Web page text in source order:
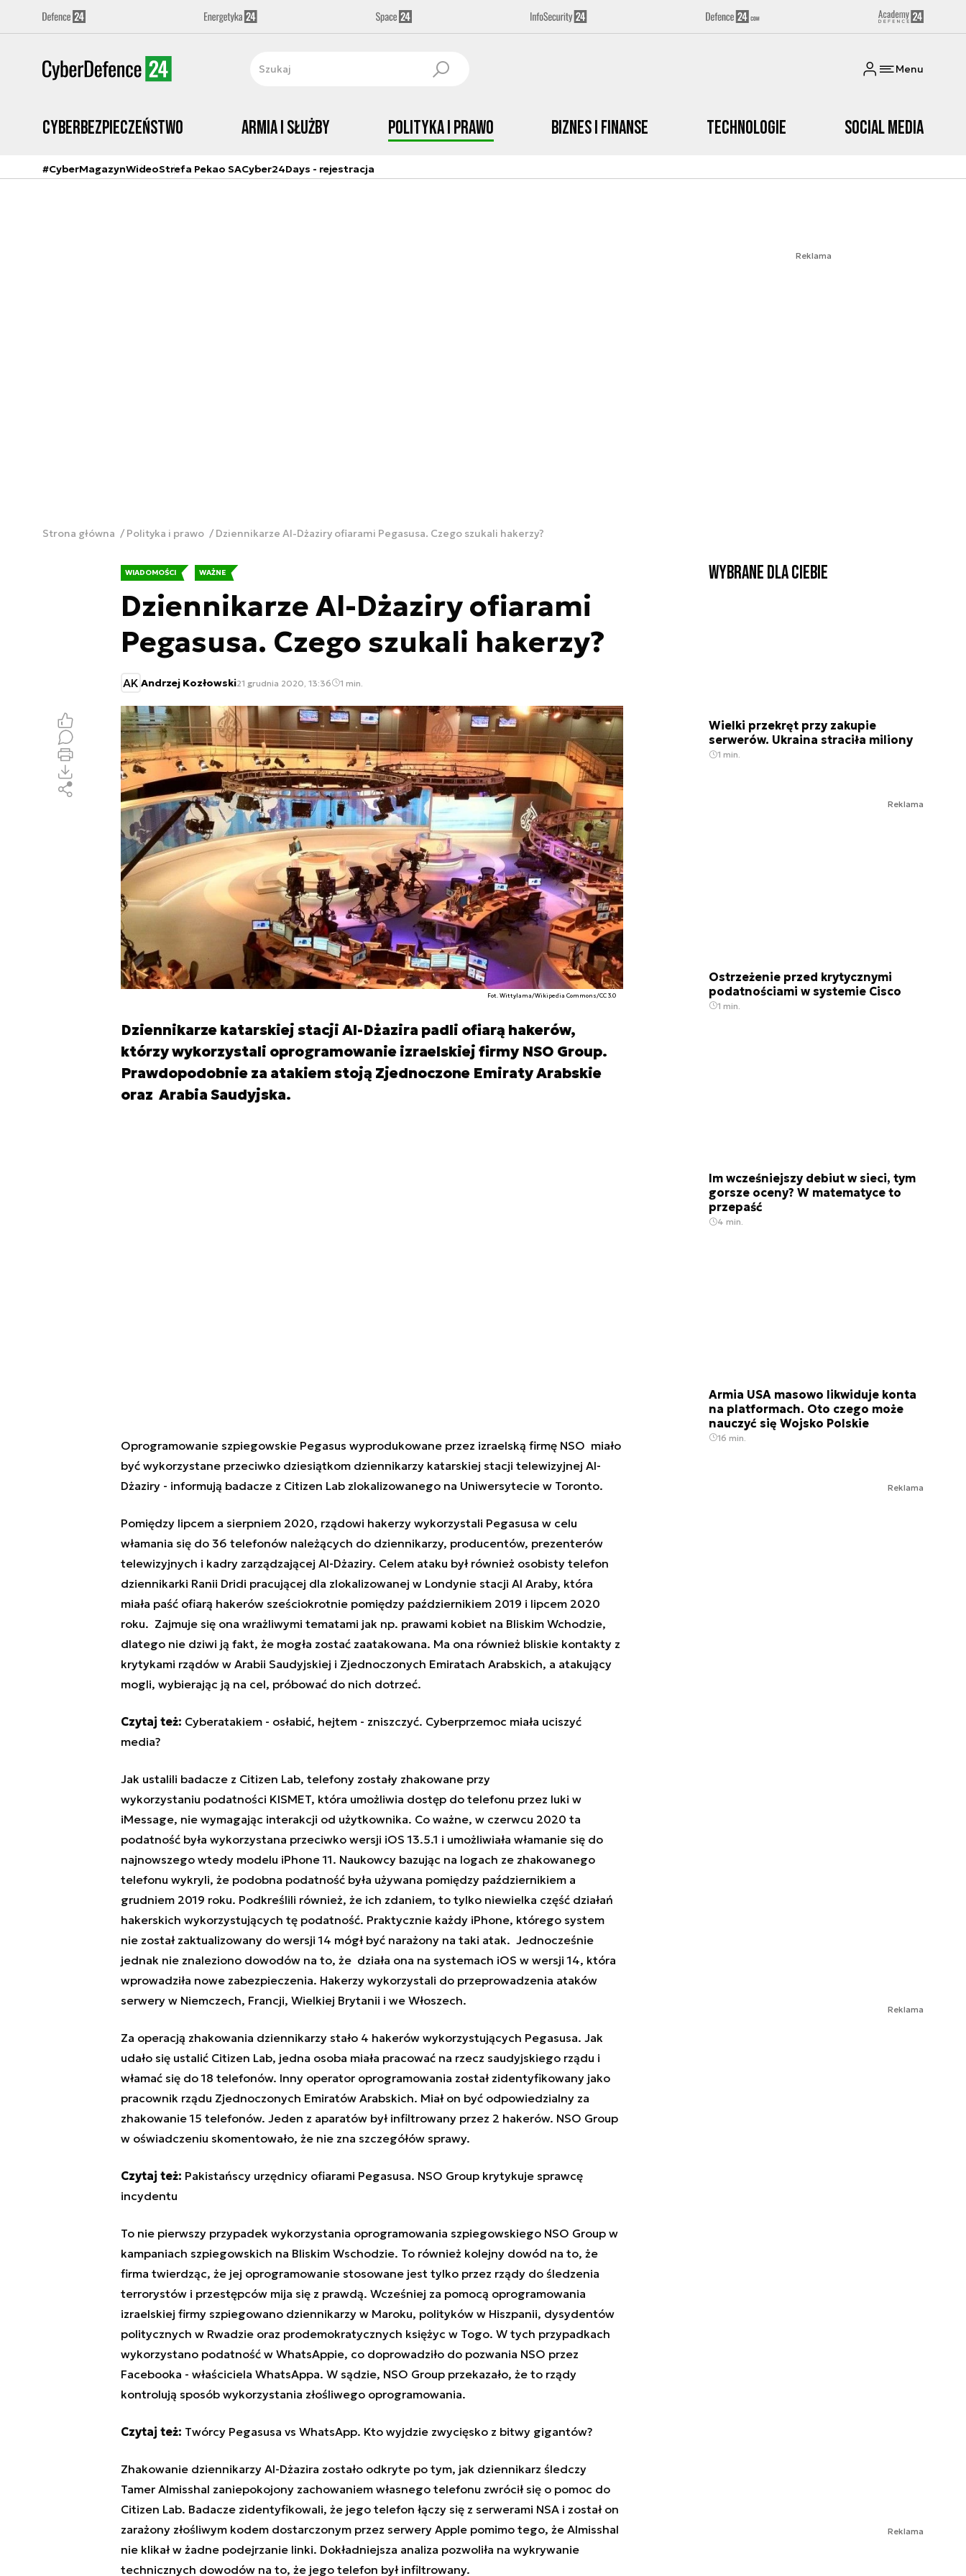
Menu
Cyberbezpieczeństwo Armia i Służby Polityka i prawo Biznes i Finanse Technologie Social media
#CyberMagazynWideoStrefa Pekao SACyber24Days - rejestracja
Reklama
Strona główna Polityka i prawo Dziennikarze Al-Dżaziry ofiarami Pegasusa. Czego szukali hakerzy?
WIADOMOŚCI WAŻNE
Dziennikarze Al-Dżaziry ofiarami
Pegasusa. Czego szukali hakerzy?
AK Andrzej Kozłowski21 grudnia 2020, 13:36 1 min.
Fot. Wittylama/Wikipedia Commons/CC 3.0
Dziennikarze katarskiej stacji Al-Dżazira padli ofiarą hakerów,
którzy wykorzystali oprogramowanie izraelskiej firmy NSO Group.
Prawdopodobnie za atakiem stoją Zjednoczone Emiraty Arabskie
oraz Arabia Saudyjska.
Oprogramowanie szpiegowskie Pegasus wyprodukowane przez izraelską firmę NSO miało
być wykorzystane przeciwko dziesiątkom dziennikarzy katarskiej stacji telewizyjnej Al-
Dżaziry - informują badacze z Citizen Lab zlokalizowanego na Uniwersytecie w Toronto.
Pomiędzy lipcem a sierpniem 2020, rządowi hakerzy wykorzystali Pegasusa w celu
włamania się do 36 telefonów należących do dziennikarzy, producentów, prezenterów
telewizyjnych i kadry zarządzającej Al-Dżaziry. Celem ataku był również osobisty telefon
dziennikarki Ranii Dridi pracującej dla zlokalizowanej w Londynie stacji Al Araby, która
miała paść ofiarą hakerów sześciokrotnie pomiędzy październikiem 2019 i lipcem 2020
roku. Zajmuje się ona wrażliwymi tematami jak np. prawami kobiet na Bliskim Wchodzie,
dlatego nie dziwi ją fakt, że mogła zostać zaatakowana. Ma ona również bliskie kontakty z
krytykami rządów w Arabii Saudyjskiej i Zjednoczonych Emiratach Arabskich, a atakujący
mogli, wybierając ją na cel, próbować do nich dotrzeć.
Czytaj też: Cyberatakiem - osłabić, hejtem - zniszczyć. Cyberprzemoc miała uciszyć
media?
Jak ustalili badacze z Citizen Lab, telefony zostały zhakowane przy
wykorzystaniu podatności KISMET, która umożliwia dostęp do telefonu przez luki w
iMessage, nie wymagając interakcji od użytkownika. Co ważne, w czerwcu 2020 ta
podatność była wykorzystana przeciwko wersji iOS 13.5.1 i umożliwiała włamanie się do
najnowszego wtedy modelu iPhone 11. Naukowcy bazując na logach ze zhakowanego
telefonu wykryli, że podobna podatność była używana pomiędzy październikiem a
grudniem 2019 roku. Podkreślili również, że ich zdaniem, to tylko niewielka część działań
hakerskich wykorzystujących tę podatność. Praktycznie każdy iPhone, którego system
nie został zaktualizowany do wersji 14 mógł być narażony na taki atak. Jednocześnie
jednak nie znaleziono dowodów na to, że działa ona na systemach iOS w wersji 14, która
wprowadziła nowe zabezpieczenia. Hakerzy wykorzystali do przeprowadzenia ataków
serwery w Niemczech, Francji, Wielkiej Brytanii i we Włoszech.
Za operacją zhakowania dziennikarzy stało 4 hakerów wykorzystujących Pegasusa. Jak
udało się ustalić Citizen Lab, jedna osoba miała pracować na rzecz saudyjskiego rządu i
włamać się do 18 telefonów. Inny operator oprogramowania został zidentyfikowany jako
pracownik rządu Zjednoczonych Emiratów Arabskich. Miał on być odpowiedzialny za
zhakowanie 15 telefonów. Jeden z aparatów był infiltrowany przez 2 hakerów. NSO Group
w oświadczeniu skomentowało, że nie zna szczegółów sprawy.
Czytaj też: Pakistańscy urzędnicy ofiarami Pegasusa. NSO Group krytykuje sprawcę
incydentu
To nie pierwszy przypadek wykorzystania oprogramowania szpiegowskiego NSO Group w
kampaniach szpiegowskich na Bliskim Wschodzie. To również kolejny dowód na to, że
firma twierdząc, że jej oprogramowanie stosowane jest tylko przez rządy do śledzenia
terrorystów i przestępców mija się z prawdą. Wcześniej za pomocą oprogramowania
izraelskiej firmy szpiegowano dziennikarzy w Maroku, polityków w Hiszpanii, dysydentów
politycznych w Rwadzie oraz prodemokratycznych księżyc w Togo. W tych przypadkach
wykorzystano podatność w WhatsAppie, co doprowadziło do pozwania NSO przez
Facebooka - właściciela WhatsAppa. W sądzie, NSO Group przekazało, że to rządy
kontrolują sposób wykorzystania złośliwego oprogramowania.
Czytaj też: Twórcy Pegasusa vs WhatsApp. Kto wyjdzie zwycięsko z bitwy gigantów?
Zhakowanie dziennikarzy Al-Dżazira zostało odkryte po tym, jak dziennikarz śledczy
Tamer Almisshal zaniepokojony zachowaniem własnego telefonu zwrócił się o pomoc do
Citizen Lab. Badacze zidentyfikowali, że jego telefon łączy się z serwerami NSA i został on
zarażony złośliwym kodem dostarczonym przez serwery Apple pomimo tego, że Almisshal
nie klikał w żadne podejrzanie linki. Dokładniejsza analiza pozwoliła na wykrywanie
technicznych dowodów na to, że jego telefon był infiltrowany.
Wybrane dla Ciebie
Wielki przekręt przy zakupie
serwerów. Ukraina straciła miliony
1 min.
Reklama
Ostrzeżenie przed krytycznymi
podatnościami w systemie Cisco
1 min.
Im wcześniejszy debiut w sieci, tym
gorsze oceny? W matematyce to
przepaść
4 min.
Armia USA masowo likwiduje konta
na platformach. Oto czego może
nauczyć się Wojsko Polskie
16 min.
Reklama
Reklama
Reklama